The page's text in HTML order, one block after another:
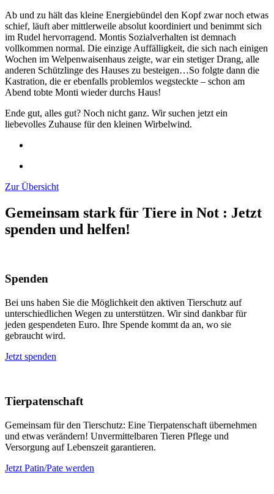
Ab und zu hält das kleine Energiebündel den Kopf zwar noch etwas
schief, läuft aber mittlerweile absolut koordiniert und benimmt sich
im Rudel hervorragend. Montis Sozialverhalten ist demnach
vollkommen normal. Die einzige Auffälligkeit, die sich nach einigen
Wochen im Welpenwaisenhaus zeigte, war ein stetiger Drang, alle
anderen Schützlinge des Hauses zu besteigen…So folgte dann die
Kastration, die er ebenfalls problemlos wegsteckte – schon am
Abend tobte Monti wieder durchs Haus!
Ende gut, alles gut? Noch nicht ganz. Wir suchen jetzt ein
liebevolles Zuhause für den kleinen Wirbelwind.
Zur Übersicht
Gemeinsam stark für Tiere in Not : Jetzt
spenden und helfen!
Spenden
Bei uns haben Sie die Möglichkeit den aktiven Tierschutz auf
unterschiedlichen Wegen zu unterstützen. Wir sind dankbar für
jeden gespendeten Euro. Ihre Spende kommt da an, wo sie
gebraucht wird.
Jetzt spenden
Tierpatenschaft
Gemeinsam für den Tierschutz: Eine Tierpatenschaft übernehmen
und etwas verändern! Unvermittelbaren Tieren Pflege und
Versorgung auf Lebenszeit garantieren.
Jetzt Patin/Pate werden